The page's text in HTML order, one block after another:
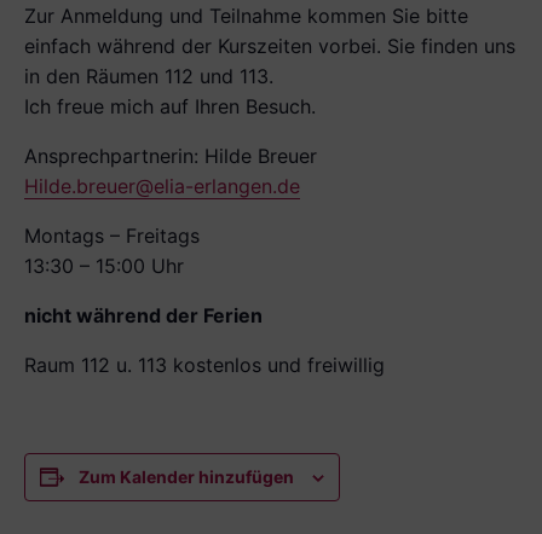
Zur Anmeldung und Teilnahme kommen Sie bitte
einfach während der Kurszeiten vorbei. Sie finden uns
in den Räumen 112 und 113.
Ich freue mich auf Ihren Besuch.
Ansprechpartnerin: Hilde Breuer
Hilde.breuer@elia-erlangen.de
Montags – Freitags
13:30 – 15:00 Uhr
nicht während der Ferien
Raum 112 u. 113 kostenlos und freiwillig
Zum Kalender hinzufügen